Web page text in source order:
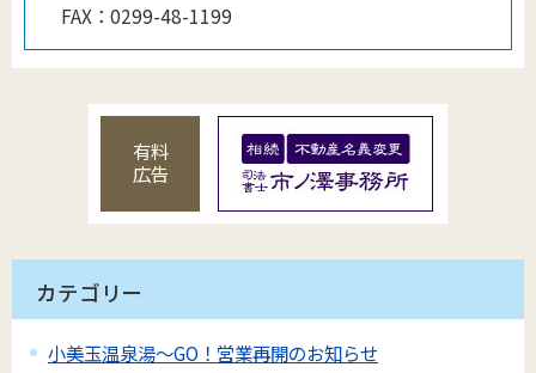
FAX： 0299-48-1199
有料
広告
カテゴリー
小美玉温泉湯～GO！営業再開のお知らせ